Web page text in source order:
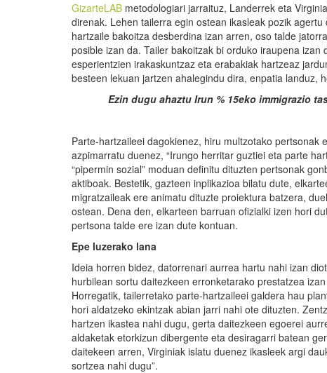
GizarteLAB metodologiari jarraituz, Landerrek eta
direnak. Lehen tailerra egin ostean ikasleak pozik
hartzaile bakoitza desberdina izan arren, oso talde
posible izan da. Tailer bakoitzak bi orduko iraupena
esperientzien irakaskuntzaz eta erabakiak hartzeaz
besteen lekuan jartzen ahalegindu dira, enpatia landuz,
Ezin dugu ahaztu Irun % 15eko immigrazio
Parte-hartzaileei dagokienez, hiru multzotako
azpimarratu duenez, “Irungo herritar guztiei eta parte
“pipermin sozial” moduan definitu dituzten pertsonak
aktiboak. Bestetik, gazteen inplikazioa bilatu dute,
migratzaileak ere animatu dituzte proiektura batzera,
ostean. Dena den, elkarteen barruan ofizialki izen hori
pertsona talde ere izan dute kontuan.
Epe luzerako lana
Ideia horren bidez, datorrenari aurrea hartu nahi izan
hurbilean sortu daitezkeen erronketarako prestatzea
Horregatik, tailerretako parte-hartzaileei galdera hau
hori aldatzeko ekintzak abian jarri nahi ote dituzten.
hartzen ikastea nahi dugu, gerta daitezkeen egoerei
aldaketak etorkizun dibergente eta desiragarri batean
daitekeen arren, Virginiak islatu duenez ikasleek argi
sortzea nahi dugu”.